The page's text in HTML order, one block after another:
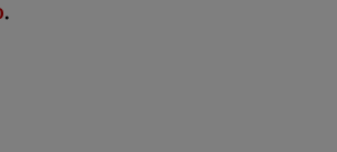
.